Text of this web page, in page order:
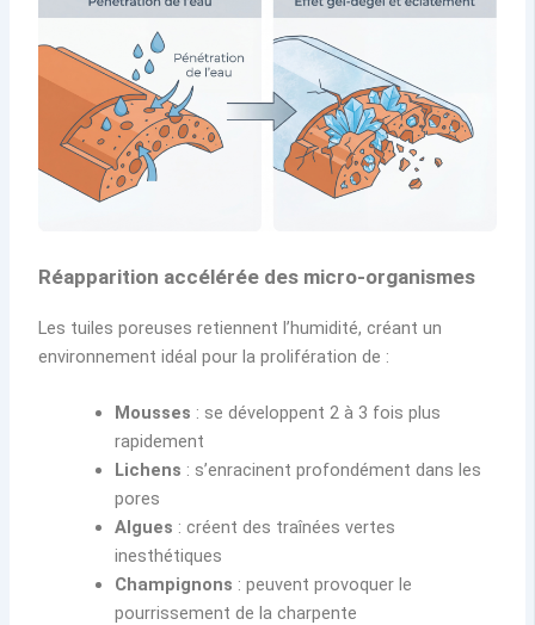
Réapparition accélérée des micro-organismes
Les tuiles poreuses retiennent l’humidité, créant un
environnement idéal pour la prolifération de :
Mousses : se développent 2 à 3 fois plus
rapidement
Lichens : s’enracinent profondément dans les
pores
Algues : créent des traînées vertes
inesthétiques
Champignons : peuvent provoquer le
pourrissement de la charpente